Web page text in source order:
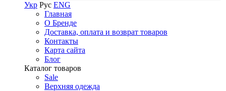
Укр Рус ENG
Главная
О Бренде
Доставка, оплата и возврат товаров
Контакты
Карта сайта
Блог
Каталог товаров
Sale
Верхняя одежда